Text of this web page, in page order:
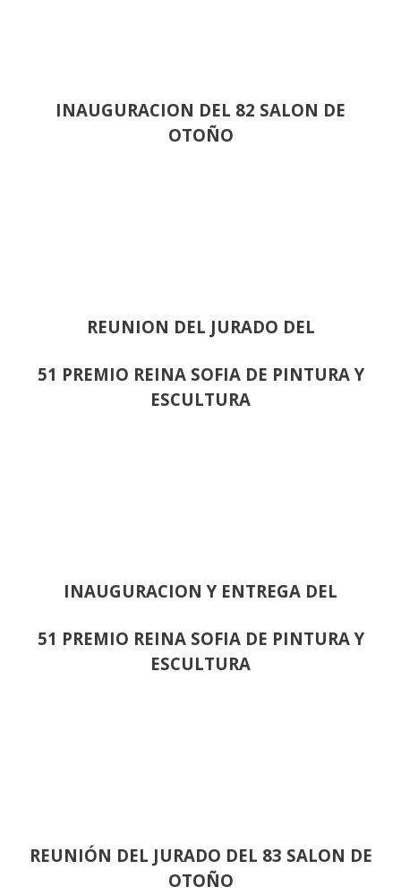
INAUGURACION DEL 82 SALON DE
OTOÑO
REUNION DEL JURADO DEL
51 PREMIO REINA SOFIA DE PINTURA Y
ESCULTURA
INAUGURACION Y ENTREGA DEL
51 PREMIO REINA SOFIA DE PINTURA Y
ESCULTURA
REUNIÓN DEL JURADO DEL 83 SALON DE
OTOÑO